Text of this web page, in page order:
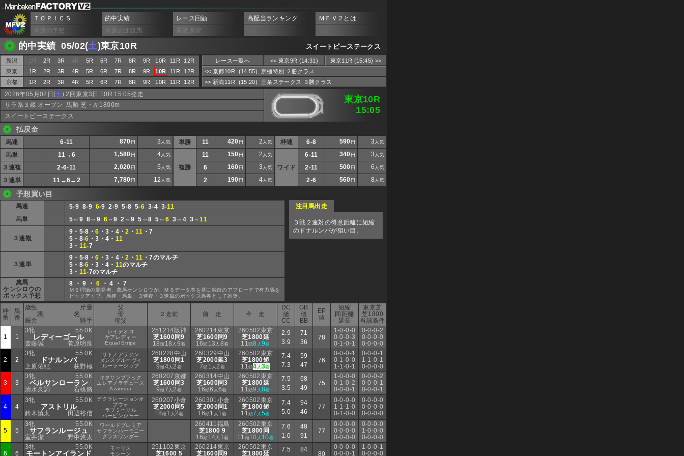
ＴＯＰＩＣＳ 的中実績 レース回顧 高配当ランキング
ＭＦＶ２とは
今週の予想
今週の注目馬 重賞展望
スイートピーステークス
的中実績 05/02(土)東京10R
新潟 1R 2R 3R 4R 5R 6R 7R 8R 9R 10R 11R
12R
東京
1R 2R 3R 4R 5R 6R 7R 8R 9R 10R 11R
12R
京都
1R 2R 3R 4R 5R 6R 7R 8R 9R 10R 11R 12R
レース一覧へ << 東京9R (14:31)
東京11R (15:45) >>
<< 京都10R (14:55) 京極特別 ２勝クラス
>> 新潟11R (15:20) 三条ステークス ３勝クラス
2026年05月02日(土) 2回東京3日 10R 15:05発走
東京10R
15:05
サラ系３歳 オープン 馬齢 芝・左1800m
スイートピーステークス
払戻金
馬連 6-11 870 円 3 人気
馬単 11→6 1,580 円 4人気
３連複 2-6-11 2,020 円 5 人気
３連単 11→6→2 7,780 円 12 人気
単勝 11 420 円 2 人気
複勝
11 150 円 2 人気
6 160 円 3 人気
2 190 円 4人気
枠連 6-8 590 円 3 人気
ワイド
6-11 340 円 3 人気
2-11 500 円 6 人気
2-6 560 円 8 人気
予想買い目
馬連 5-9 8-9 6-9 2-9 5-8 5-6 3-4 3-11
馬単
5⇔9 8⇔9 6⇔9 2⇔9 5⇔8 5⇔ 6 3⇔4 3⇔11
３連複
9・5-8・6 ・3・4・2 ・11 ・7
5・8-6 ・3・4・ 11
3・ 11-7
３連単
9・5-8・6 ・3・4・2 ・11 ・7のマルチ
5・8-6 ・3・4・ 11のマルチ
3・ 11-7のマルチ
萬馬
ケンシロウの
ボックス予想
8 ・ 9 ・ 6 ・ 4 ・ 7
ＭＳ理論の開発者、萬馬ケンシロウが、ＭＳデータ表を基に独自のアプローチで有力馬を
ピックアップ。馬連・馬単・３連複・３連単のボックス馬券として推奨。
注目馬出走
３戦２連対の得意距離に短縮
のドナルンバが狙い目。
枠
番
馬
番
斤量
歳性
馬 名
厩舎 騎手
父
母
母父
２走前 前 走 今 走
DC
値
CC
GB
値
BB
EP
値
短縮
同距離
延長
東京芝
芝1800
当該条件
1 1
55.0K
3牝
レディーゴール
斎藤誠 菅原明良
レイデオロ
ケアレディー
Equal Stripe
251214阪神
芝1600同9
18頭 18 人 9着
260214東京
芝1600同9
16頭 13 人 8着
260502東京
芝1800延
11頭8 人9着
2.9
3.9
71
36
78
1-0-0-0
0-0-0-3
0-1-0-1
0-0-0-2
0-0-0-0
0-0-0-0
2 2
55.0K
3牝
ドナルンバ
上原佑紀 荻野極
サトノアラジン
ダンスグルーヴィ
ルーラーシップ
260228中山
芝1800同1
9頭4 人2 着
260329中山
芝2000延3
7頭 1 人2 着
260502東京
芝1800短
11頭4 人3着
7.4
7.3
59
47
76
0-0-0-1
0-1-0-0
1-1-0-1
0-0-0-1
1-1-0-1
0-0-0-0
3 3
55.0K
3牝
ベルサンローラン
清水久詞 石橋脩
キタサンブラック
エレアノラデュース
Azamour
260207京都
芝1600同3
9頭7 人2 着
260314中山
芝1600同3
16頭6 人6着
260502東京
芝1800延
11頭9 人8着
7.5
3.5
68
49
75
1-0-0-0
0-1-0-2
0-0-0-1
0-0-0-2
0-0-0-1
0-0-0-1
4 4
55.0K
3牝
アストリル
鈴木慎太 田辺裕信
デクラレーションオ
ブウォ
ラブミーリル
ハービンジャー
260207小倉
芝2000同5
18頭1 人2着
260301小倉
芝2000同1
16頭1 人 1着
260502東京
芝1800短
11頭7 人5着
7.4
5.0
94
46
77
0-0-0-0
1-1-1-0
0-1-0-0
0-0-0-0
0-0-0-0
0-0-0-0
5 5
55.0K
3牝
サフランルージュ
室井潔 野中悠太
ワールドプレミア
サフランハーモニー
グラスワンダー
260411福島
芝1800 9
16頭 14 人 1着
260502東京
芝1800同
11 頭10 人 10着
7.6
1.0
48
91
77
0-0-0-0
0-0-0-0
0-0-0-0
0-0-0-0
1-0-0-0
0-0-0-0
6 6
55.0K
3牝
モートンアイランド
モーリス
モシーン
251102東京
芝1600 5
260214東京
芝1600同9
260502東京
芝1800延
7.5
84
80
0-0-0-0
0-0-0-1
1-0-0-1
0-0-0-0